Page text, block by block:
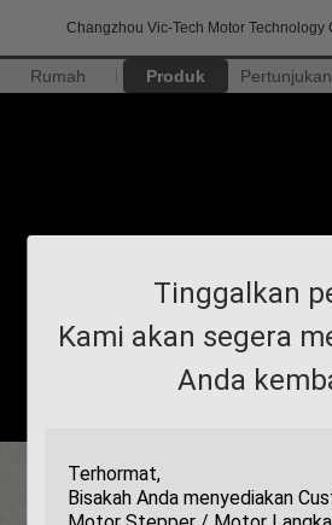
Changzhou Vic-Tech Motor Technology
Rumah Produk
Tinggalkan
Kami akan segera
Anda